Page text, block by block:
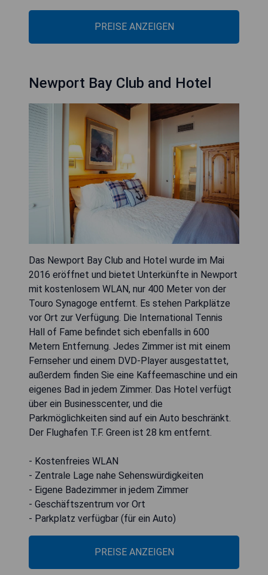
PREISE ANZEIGEN
Newport Bay Club and Hotel
Das Newport Bay Club and Hotel wurde im Mai
2016 eröffnet und bietet Unterkünfte in Newport
mit kostenlosem WLAN, nur 400 Meter von der
Touro Synagoge entfernt. Es stehen Parkplätze
vor Ort zur Verfügung. Die International Tennis
Hall of Fame befindet sich ebenfalls in 600
Metern Entfernung. Jedes Zimmer ist mit einem
Fernseher und einem DVD-Player ausgestattet,
außerdem finden Sie eine Kaffeemaschine und ein
eigenes Bad in jedem Zimmer. Das Hotel verfügt
über ein Businesscenter, und die
Parkmöglichkeiten sind auf ein Auto beschränkt.
Der Flughafen T.F. Green ist 28 km entfernt.
- Kostenfreies WLAN
- Zentrale Lage nahe Sehenswürdigkeiten
- Eigene Badezimmer in jedem Zimmer
- Geschäftszentrum vor Ort
- Parkplatz verfügbar (für ein Auto)
PREISE ANZEIGEN